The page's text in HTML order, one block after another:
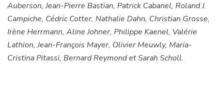
Auberson, Jean-Pierre Bastian, Patrick Cabanel, Roland J.
Campiche, Cédric Cotter, Nathalie Dahn, Christian Grosse,
Irène Herrmann, Aline Johner, Philippe Kaenel, Valérie
Lathion, Jean-François Mayer, Olivier Meuwly, Maria-
Cristina Pitassi, Bernard Reymond et Sarah Scholl.